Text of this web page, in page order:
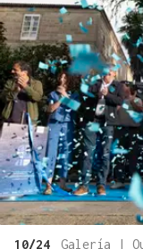
10/24 Galería |